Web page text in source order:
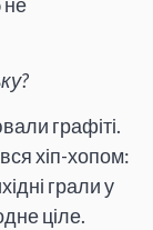
графіті.
хіп-хопом:
грали у
ціле.